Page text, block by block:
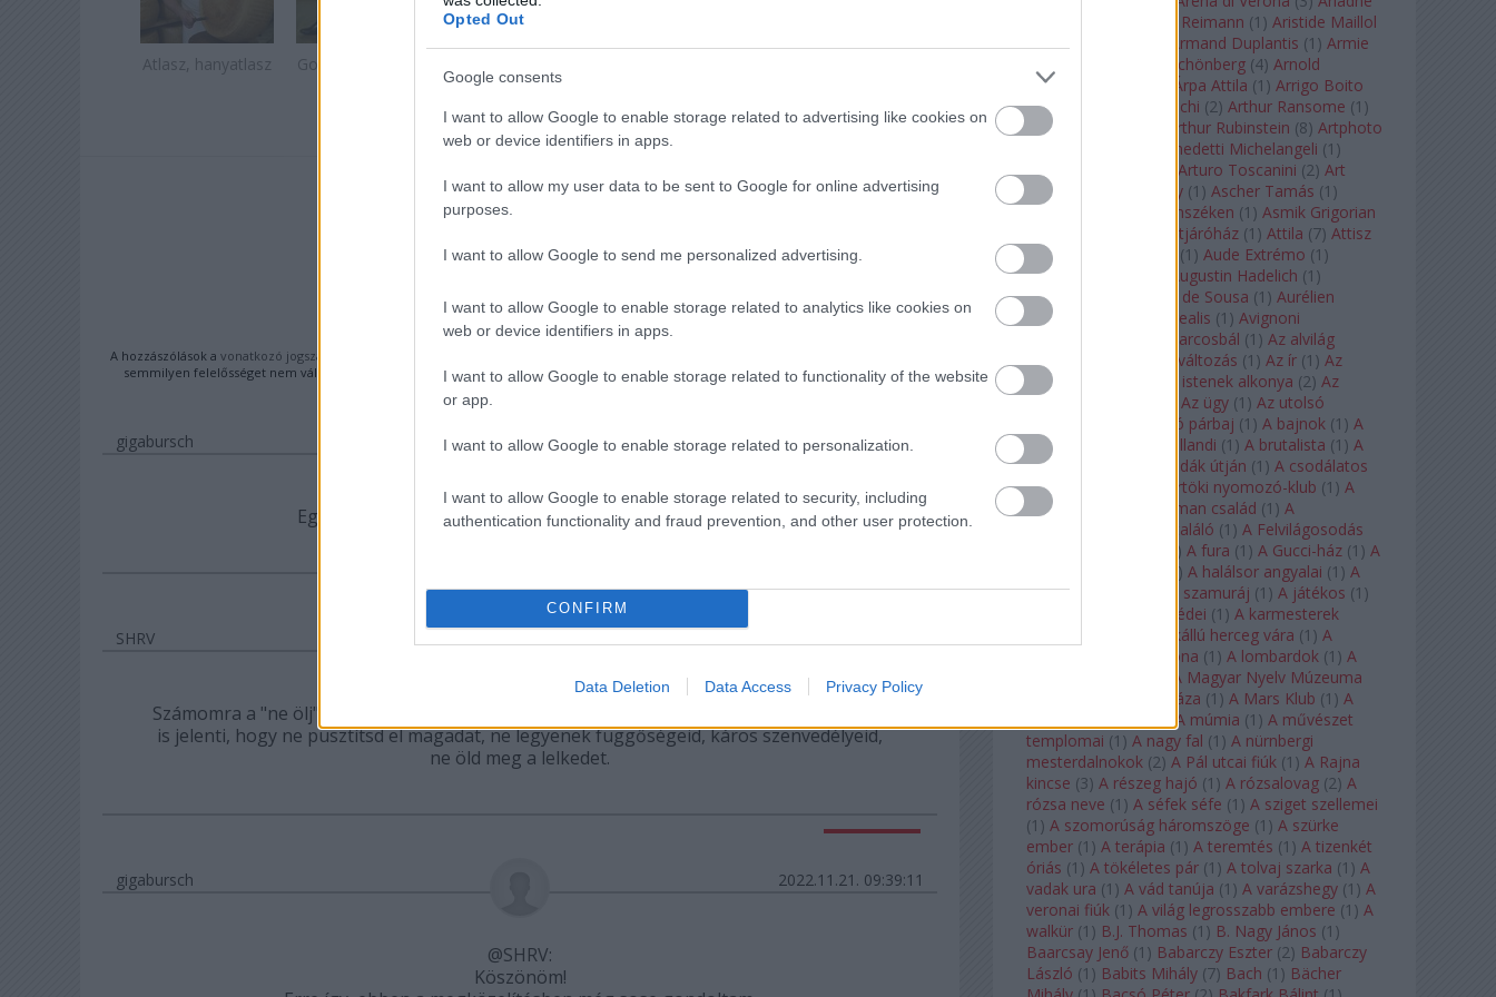
Opted Out
Google consents
I want to allow Google to enable storage related to advertising like cookies on
web or device identifiers in apps.
I want to allow my user data to be sent to Google for online advertising
purposes.
I want to allow Google to send me personalized advertising.
I want to allow Google to enable storage related to analytics like cookies on
web or device identifiers in apps.
I want to allow Google to enable storage related to functionality of the website
or app.
I want to allow Google to enable storage related to personalization.
I want to allow Google to enable storage related to security, including
authentication functionality and fraud prevention, and other user protection.
CONFIRM
Data Deletion Data Access Privacy Policy
Atlasz, hanyatlasz
Gondolatok a házi
https://faymiklos.hu/api/trackback/id/17983184
KOMMENTEK:
A hozzászólások a vonatkozó jogszabályok
semmilyen felelősséget nem vállal, azokat nem ellenőrzi. Kifogás esetén forduljon a blog szerkesztőjéhez. Részletek aFelhasználási
adatvédelmi tájékoztatóban
gigabursch 2022.11.20. 09:11:12
Egyes helyeken a kosokat így fogták meg heréléshez.
SHRV
Számomra a "ne ölj" parancs túlmutat azon, hogy ne vedd el mások életét. Szerintem azt
is jelenti, hogy ne pusztítsd el magadat, ne legyenek függőségeid, káros szenvedélyeid,
ne öld meg a lelkedet.
gigabursch 2022.11.21. 09:39:11
@SHRV:
Köszönöm!
Aribert Reimann (1 ) Aristide Maillol
(3) Arleen Auger Armand Duplantis (1 ) Armie
Arnold Schönberg (4) Arnold
Schwarzenegger
Árpa Attila (1 ) Arrigo Boito
(2) Artemisia Gentileschi (2) Arthur Ransome (1 )
Arthur Rimbaud
Arthur Rubinstein (8) Artphoto
Arturo Benedetti Michelangeli (1 )
Arturo Di Modica
Arturo Toscanini (2) Art
Garfunkel
Art Shay (1 ) Ascher Tamás (1 )
Ascher Tamás Háromszéken (1 ) Asmik Grigorian
Átjáróház (1 ) Attila (7) Attisz
Aubrey Beardsley (1 ) Aude Extrémo (1 )
Audrey Hepburn
Augustin Hadelich (1 )
Aurelianus
Aurelia de Sousa (1 ) Aurélien
Pascal
Aurora borealis (1 ) Avignoni
Az álarcosbál (1 ) Az alvilág
professzora
Az átváltozás (1 ) Az ír (1 ) Az
isenheimi oltár
Az istenek alkonya (2) Az
olvasás éjszakája
Az ügy (1 ) Az utolsó
Az utolsó párbaj (1 ) A bajnok (1 ) A
bálna
A bolygó hollandi (1 ) A brutalista (1 ) A
Chorus Line
A csodák útján (1 ) A csodálatos
mandarin
A csütörtöki nyomozó-klub (1 ) A
doktor úr
A Fabelman család (1 ) A
A feltaláló (1 ) A Felvilágosodás
) A fura (1 ) A Gucci-ház (1 ) A
) A halálsor angyalai (1 ) A
halott város
A hét szamuráj (1 ) A játékos (1 )
A karmeliták párbeszédei (1 ) A karmesterek
A kékszakállú herceg vára (1 ) A
A korona (1 ) A lombardok (1 ) A
A Magyar Nyelv Múzeuma
A Magyar Zene Háza (1 ) A Mars Klub (1 ) A
A múmia (1 ) A művészet
templomai (1 ) A nagy fal (1 ) A nürnbergi
mesterdalnokok (2) A Pál utcai fiúk (1 ) A Rajna
kincse (3) A részeg hajó (1 ) A rózsalovag (2) A
rózsa neve (1 ) A séfek séfe (1 ) A sziget szellemei
(1 ) A szomorúság háromszöge (1 ) A szürke
ember (1 ) A terápia (1 ) A teremtés (1 ) A tizenkét
óriás (1 ) A tökéletes pár (1 ) A tolvaj szarka (1 ) A
vadak ura (1 ) A vád tanúja (1 ) A varázshegy (1 ) A
veronai fiúk (1 ) A világ legrosszabb embere (1 ) A
walkür (1 ) B.J. Thomas (1 ) B. Nagy János (1 )
Baarcsay Jenő (1 ) Babarczy Eszter (2) Babarczy
László (1 ) Babits Mihály (7) Bach (1 ) Bächer